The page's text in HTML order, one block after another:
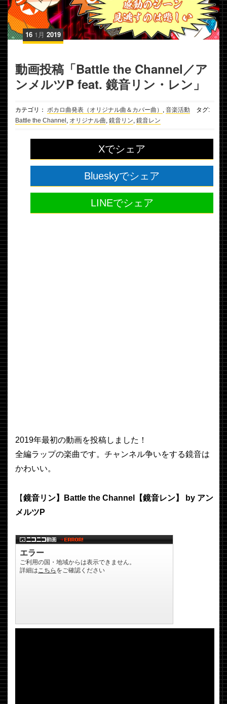
16 1月 2019
動画投稿「Battle the Channel／ア
ンメルツP feat. 鏡音リン・レン」
カテゴリ： ボカロ曲発表（オリジナル曲＆カバー曲） 音楽活動 タグ:
Battle the Channel オリジナル曲 鏡音リン 鏡音レン
Xでシェア
Blueskyでシェア
LINEでシェア
2019年最初の動画を投稿しました！
全編ラップの楽曲です。チャンネル争いをする鏡音は
かわいい。
【鏡音リン】Battle the Channel【鏡音レン】 by アン
メルツP